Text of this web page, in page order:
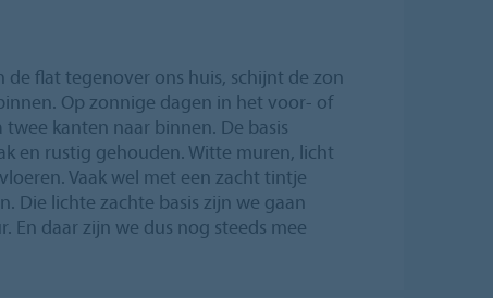
de flat tegenover ons huis, schijnt de zon
Op zonnige dagen in het voor- of
kanten naar binnen. De basis
en rustig gehouden. Witte muren, licht
Vaak wel met een zacht tintje
Die lichte zachte basis zijn we gaan
En daar zijn we dus nog steeds mee